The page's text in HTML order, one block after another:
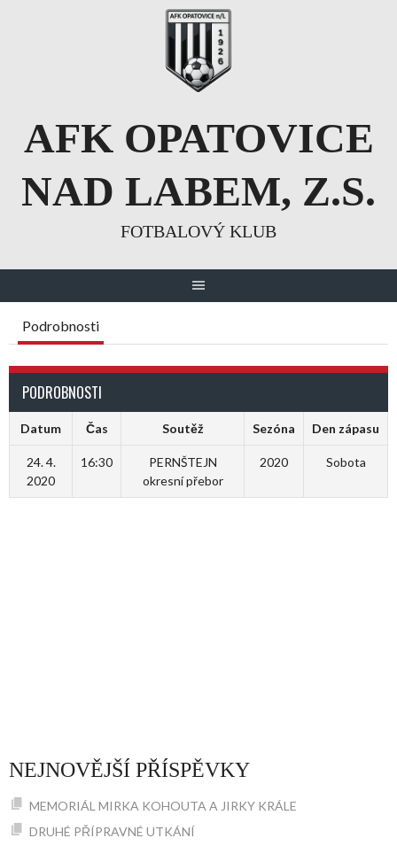
AFK OPATOVICE
NAD LABEM, Z.S.
FOTBALOVÝ KLUB
Podrobnosti
PODROBNOSTI
Datum Čas Soutěž Sezóna Den zápasu
24. 4.
2020
16:30
PERNŠTEJN
okresní přebor
2020 Sobota
NEJNOVĚJŠÍ PŘÍSPĚVKY
MEMORIÁL MIRKA KOHOUTA A JIRKY KRÁLE
DRUHÉ PŘÍPRAVNÉ UTKÁNÍ